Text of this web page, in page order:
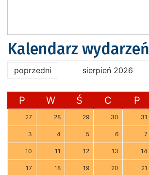
Kalendarz wydarzeń
poprzedni sierpień 2026
P W Ś C P
27 28 29 30 31
3 4 5 6 7
10 11 12 13 14
17 18 19 20 21